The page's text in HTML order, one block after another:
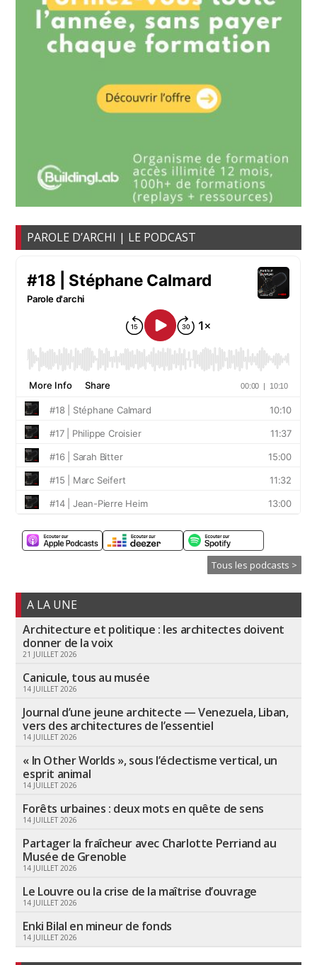
PAROLE D’ARCHI | LE PODCAST
Tous les podcasts >
A LA UNE
Architecture et politique : les architectes doivent
donner de la voix
21 JUILLET 2026
Canicule, tous au musée
14 JUILLET 2026
Journal d’une jeune architecte — Venezuela, Liban,
vers des architectures de l’essentiel
14 JUILLET 2026
« In Other Worlds », sous l’éclectisme vertical, un
esprit animal
14 JUILLET 2026
Forêts urbaines : deux mots en quête de sens
14 JUILLET 2026
Partager la fraîcheur avec Charlotte Perriand au
Musée de Grenoble
14 JUILLET 2026
Le Louvre ou la crise de la maîtrise d’ouvrage
14 JUILLET 2026
Enki Bilal en mineur de fonds
14 JUILLET 2026